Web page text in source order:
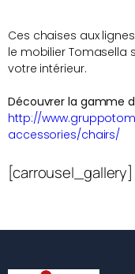
Ces chaises aux
le mobilier Tomasella
votre intérieur.
Découvrer la gamme
http://
accessories/chairs/
[carrousel_gallery]